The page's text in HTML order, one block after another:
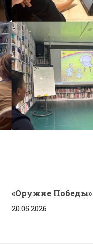
«Оружие Победы»
20.05.2026